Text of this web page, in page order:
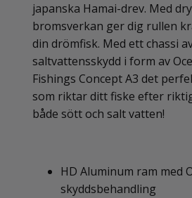
japanska Hamai-drev. Med
bromsverkan ger dig rullen
din drömfisk. Med ett chassi
saltvattensskydd i form av
Fishings Concept A3 det
som riktar ditt fiske efter
både sött och salt vatten!
HD Aluminum ram med
skyddsbehandling